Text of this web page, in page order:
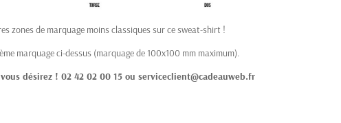
zones de marquage moins classiques sur ce sweat-shirt !
marquage ci-dessus (marquage de 100x100 mm maximum).
désirez ! 02 42 02 00 15 ou serviceclient@cadeauweb.fr